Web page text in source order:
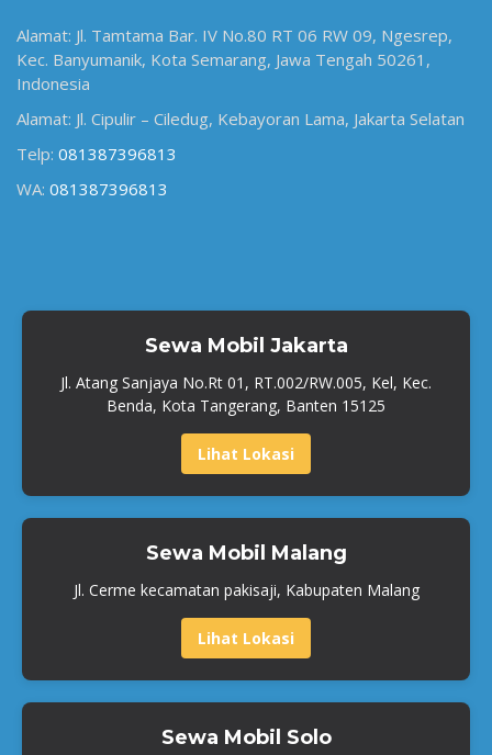
Alamat: Jl. Tamtama Bar. IV No.80 RT 06 RW 09, Ngesrep,
Kec. Banyumanik, Kota Semarang, Jawa Tengah 50261,
Indonesia
Alamat: Jl. Cipulir – Ciledug, Kebayoran Lama, Jakarta Selatan
Telp: 081387396813
WA: 081387396813
Sewa Mobil Jakarta
Jl. Atang Sanjaya No.Rt 01, RT.002/RW.005, Kel, Kec.
Benda, Kota Tangerang, Banten 15125
Lihat Lokasi
Sewa Mobil Malang
Jl. Cerme kecamatan pakisaji, Kabupaten Malang
Lihat Lokasi
Sewa Mobil Solo